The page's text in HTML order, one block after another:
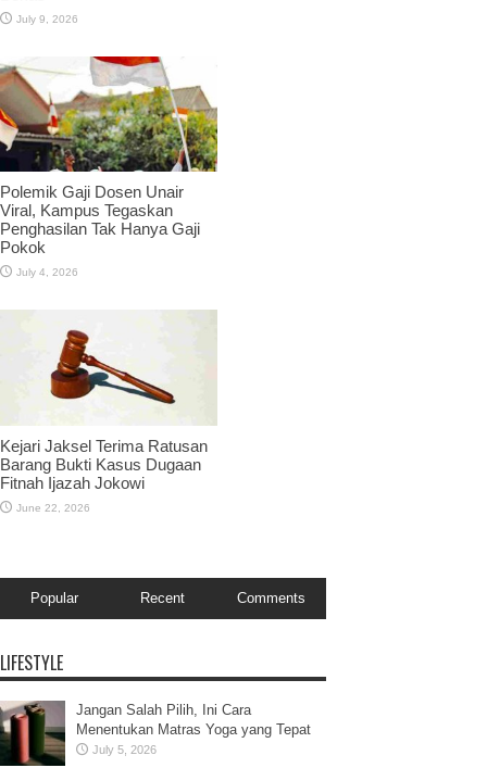
July 9, 2026
Polemik Gaji Dosen Unair
Viral, Kampus Tegaskan
Penghasilan Tak Hanya Gaji
Pokok
July 4, 2026
Kejari Jaksel Terima Ratusan
Barang Bukti Kasus Dugaan
Fitnah Ijazah Jokowi
June 22, 2026
Popular Recent Comments
LIFESTYLE
Jangan Salah Pilih, Ini Cara
Menentukan Matras Yoga yang Tepat
July 5, 2026